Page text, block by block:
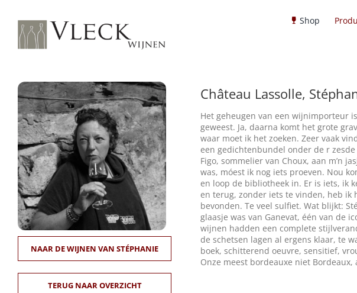
inhoud
Shop
NAAR DE WIJNEN VAN STÉPHANIE
TERUG NAAR OVERZICHT
Château Lassolle,
Het geheugen van een wijnimporteur
geweest. Ja, daarna komt het grote
waar moet ik het zoeken. Zeer vaak
een gedichtenbundel onder de r
Figo, sommelier van Choux, aan m’n
was, móest ik nog iets proeven. Nou
en loop de bibliotheek in. Er is iets, ik
en terug, zonder iets te vinden, heb ik
bevonden. Te veel sulfiet. Wat blijkt:
glaasje was van Ganevat, één van de
wijnen hadden een complete
de schetsen lagen al ergens klaar, te
boek, schitterend oeuvre, sensitief,
Onze meest bordeauxe niet